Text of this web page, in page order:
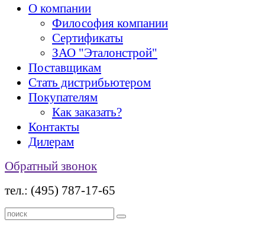
О компании
Философия компании
Сертификаты
ЗАО "Эталонстрой"
Поставщикам
Стать дистрибьютером
Покупателям
Как заказать?
Контакты
Дилерам
Обратный звонок
тел.: (495) 787-17-65